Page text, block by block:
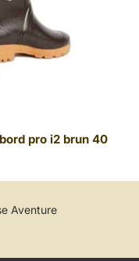
pro i2 brun 40
Aventure